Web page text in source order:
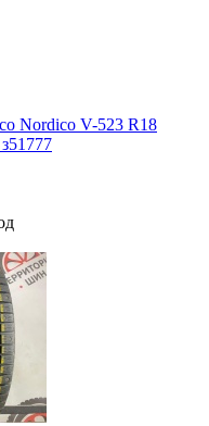
Nordico V-523 R18